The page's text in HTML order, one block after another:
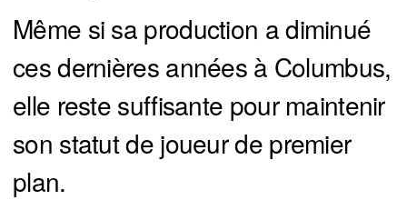
Même si sa production a diminué
ces dernières années à Columbus,
elle reste suffisante pour maintenir
son statut de joueur de premier
plan.